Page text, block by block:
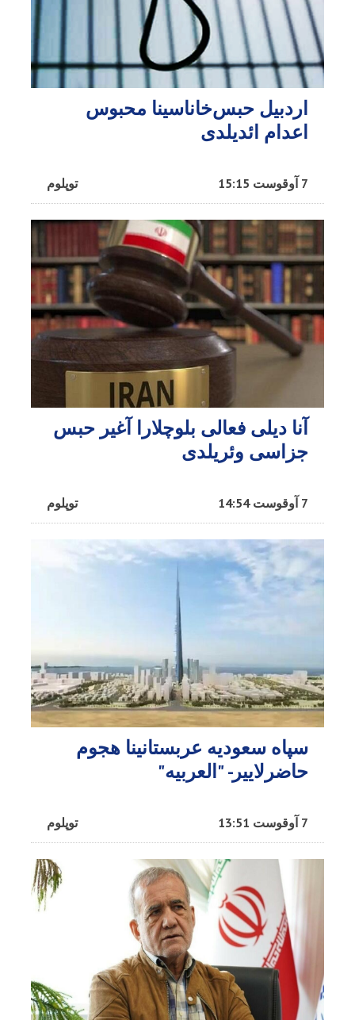
اردبیل حبس‌خاناسینا محبوس
اعدام ائدیلدی
توپلوم 7 آوقوست 15:15
آنا دیلی فعالی بلوچلارا آغیر حبس
جزاسی وئریلدی
توپلوم 7 آوقوست 14:54
سپاه سعودیه عربستانینا هجوم
حاضرلاییر- "العربیه"
توپلوم 7 آوقوست 13:51